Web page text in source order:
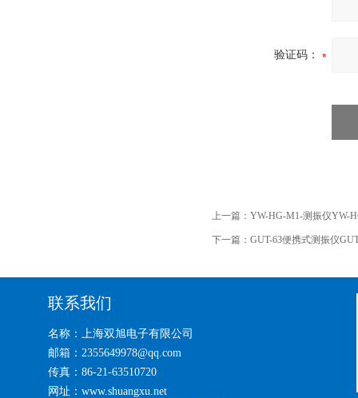
验证码：
上一篇： YW-HG-M1-测振仪YW-
下一篇： GUT-63便携式测振仪
联系我们
名称：上海双旭电子有限公司
邮箱：2355649978@qq.com
传真：86-21-63510720
网址：www.shuangxu.net